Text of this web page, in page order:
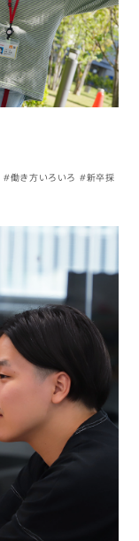
#働き方いろいろ #新卒採